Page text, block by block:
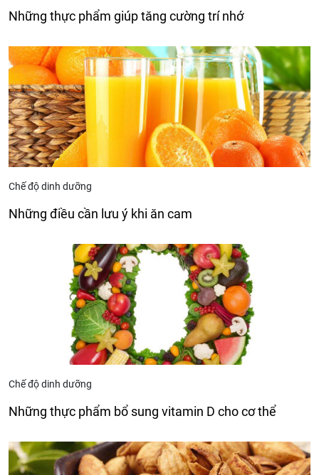
Những thực phẩm giúp tăng cường trí nhớ
Chế độ dinh dưỡng
Những điều cần lưu ý khi ăn cam
Chế độ dinh dưỡng
Những thực phẩm bổ sung vitamin D cho cơ thể